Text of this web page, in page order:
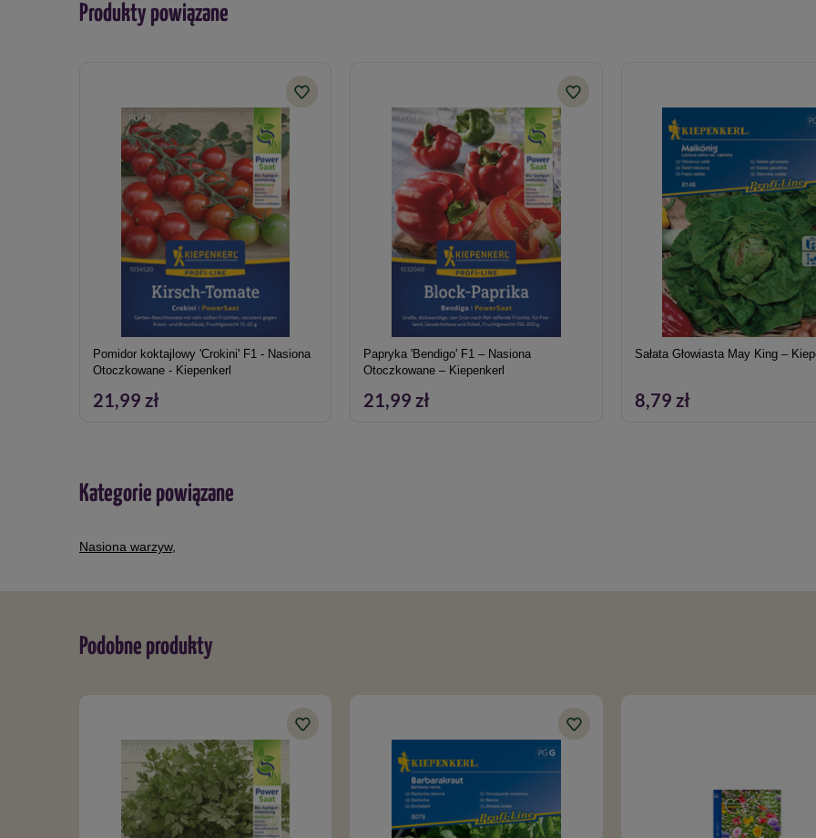
Produkty powiązane
Pomidor koktajlowy 'Crokini' F1 - Nasiona
Otoczkowane - Kiepenkerl
21,99 zł
Papryka 'Bendigo' F1 – Nasiona
Otoczkowane – Kiepenkerl
21,99 zł
Sałata Głowiasta May King –
8,79 zł
Kategorie powiązane
Nasiona warzyw,
Podobne produkty